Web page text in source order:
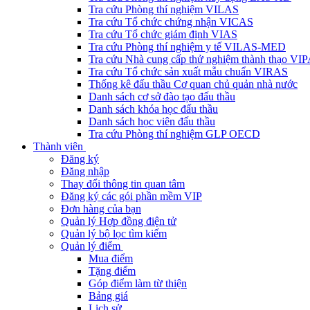
Tra cứu Phòng thí nghiệm VILAS
Tra cứu Tổ chức chứng nhận VICAS
Tra cứu Tổ chức giám định VIAS
Tra cứu Phòng thí nghiệm y tế VILAS-MED
Tra cứu Nhà cung cấp thử nghiệm thành thạo
Tra cứu Tổ chức sản xuất mẫu chuẩn VIRAS
Thống kê đấu thầu Cơ quan chủ quản nhà nước
Danh sách cơ sở đào tạo đấu thầu
Danh sách khóa học đấu thầu
Danh sách học viên đấu thầu
Tra cứu Phòng thí nghiệm GLP OECD
Thành viên
Đăng ký
Đăng nhập
Thay đổi thông tin quan tâm
Đăng ký các gói phần mềm VIP
Đơn hàng của bạn
Quản lý Hợp đồng điện tử
Quản lý bộ lọc tìm kiếm
Quản lý điểm
Mua điểm
Tặng điểm
Góp điểm làm từ thiện
Bảng giá